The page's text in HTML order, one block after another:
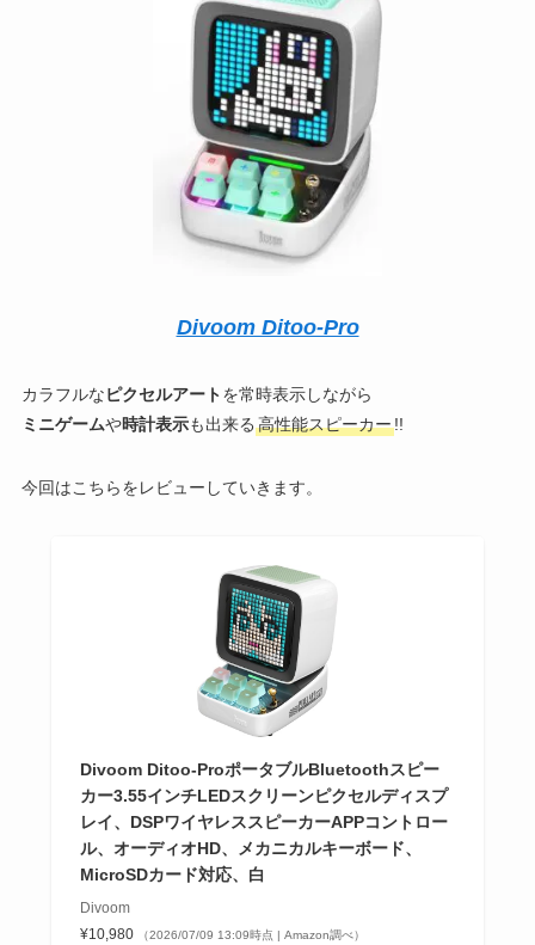
Divoom Ditoo-Pro
カラフルなピクセルアートを常時表示しながら
ミニゲームや時計表示も出来る 高性能スピーカー!!
今回はこちらをレビューしていきます。
Divoom Ditoo-ProポータブルBluetoothスピー
カー3.55インチLEDスクリーンピクセルディスプ
レイ、DSPワイヤレススピーカーAPPコントロー
ル、オーディオHD、メカニカルキーボード、
MicroSDカード対応、白
Divoom
¥10,980
（2026/07/09 13:09時点 | Amazon調べ）